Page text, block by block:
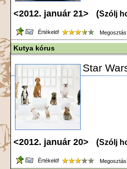
<2012. január 21> (Szólj
Értékeld!
Kutya kórus
Star
<2012. január 20> (Szólj
Értékeld!